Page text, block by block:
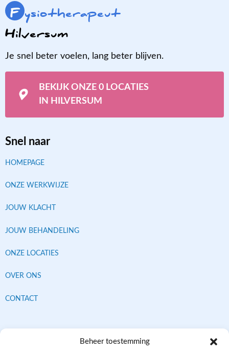
Beheer toestemming
F ysiotherapeut
Hilversum
Je snel beter voelen, lang beter blijven.
BEKIJK ONZE 0 LOCATIES
IN HILVERSUM
Snel naar
HOMEPAGE
ONZE WERKWIJZE
JOUW KLACHT
JOUW BEHANDELING
ONZE LOCATIES
OVER ONS
CONTACT
Contracten met alle verzekeraars